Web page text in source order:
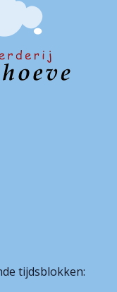
tijdsblokken: